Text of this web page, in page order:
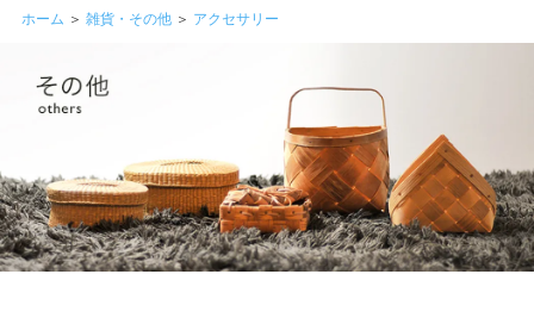
ホーム ＞ 雑貨・その他 ＞ アクセサリー